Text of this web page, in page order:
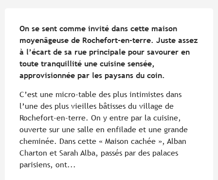
On se sent comme invité dans cette maison
moyenâgeuse de Rochefort-en-terre. Juste assez
à l’écart de sa rue principale pour savourer en
toute tranquillité une cuisine sensée,
approvisionnée par les paysans du coin.
C’est une micro-table des plus intimistes dans
l’une des plus vieilles bâtisses du village de
Rochefort-en-terre. On y entre par la cuisine,
ouverte sur une salle en enfilade et une grande
cheminée. Dans cette « Maison cachée », Alban
Charton et Sarah Alba, passés par des palaces
parisiens, ont...